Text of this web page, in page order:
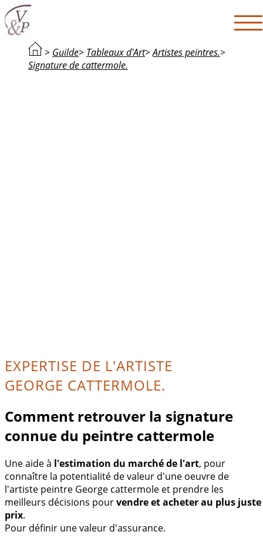
> Guilde> Tableaux d'Art>Artistes peintres.>
Signature de cattermole.
EXPERTISE DE L'ARTISTE
GEORGE CATTERMOLE.
Comment retrouver la signature
connue du peintre cattermole
Une aide à l'estimation du marché de l'art, pour
connaître la potentialité de valeur d'une oeuvre de
l'artiste peintre George cattermole et prendre les
meilleurs décisions pourvendre et acheter au plus juste
prix.
Pour définir une valeur d'assurance.